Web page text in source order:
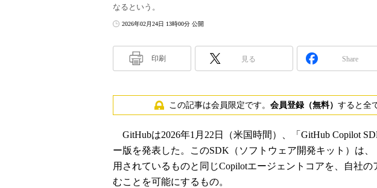
なるという。
2026年02月24日 13時00分 公開
印刷 見る Share
この記事は会員限定です。 会員登録（無料） すると全
GitHubは2026年1月22日（米国時間）、「GitHub Copilot
ー版を発表した。このSDK（ソフトウェア開発キット）は、
用されているものと同じCopilotエージェントコアを、自社
むことを可能にするもの。